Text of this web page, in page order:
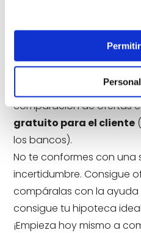
de la búsqueda, y en
real. Nuestro servicio de
comparación de ofertas
gratuito para el cliente
los bancos).
No te conformes con una
incertidumbre. Consigue
compáralas con la
consigue tu hipoteca
¡Empieza hoy mismo a